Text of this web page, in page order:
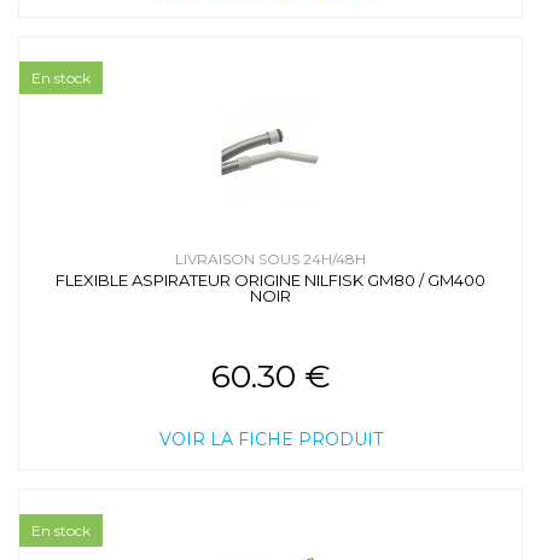
LIVRAISON SOUS 24H/48H
FLEXIBLE ASPIRATEUR ORIGINE NILFISK GM80 / GM400
NOIR
60.30 €
VOIR LA FICHE PRODUIT
En stock
En stock